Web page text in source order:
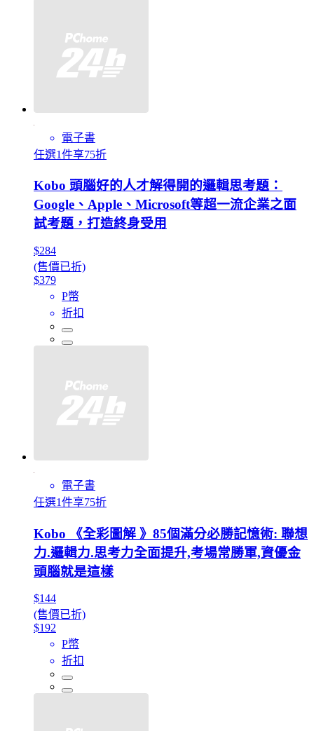
電子書
任選1件享75折
Kobo 頭腦好的人才解得開的邏輯思考題：
Google、Apple、Microsoft等超一流企業之面
試考題，打造終身受用
$284
(售價已折)
$379
P幣
折扣
電子書
任選1件享75折
Kobo 《全彩圖解 》85個滿分必勝記憶術: 聯想
力.邏輯力.思考力全面提升,考場常勝軍,資優金
頭腦就是這樣
$144
(售價已折)
$192
P幣
折扣